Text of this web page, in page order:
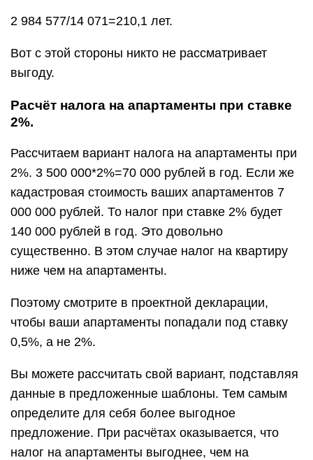
2 984 577/14 071=210,1 лет.
Вот с этой стороны никто не рассматривает
выгоду.
Расчёт налога на апартаменты при ставке
2%.
Рассчитаем вариант налога на апартаменты при
2%. 3 500 000*2%=70 000 рублей в год. Если же
кадастровая стоимость ваших апартаментов 7
000 000 рублей. То налог при ставке 2% будет
140 000 рублей в год. Это довольно
существенно. В этом случае налог на квартиру
ниже чем на апартаменты.
Поэтому смотрите в проектной декларации,
чтобы ваши апартаменты попадали под ставку
0,5%, а не 2%.
Вы можете рассчитать свой вариант, подставляя
данные в предложенные шаблоны. Тем самым
определите для себя более выгодное
предложение. При расчётах оказывается, что
налог на апартаменты выгоднее, чем на